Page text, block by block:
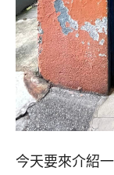
今天要來介紹